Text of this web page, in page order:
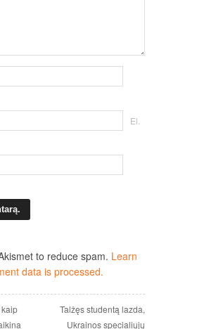
El.
to reduce spam. Learn
data is processed.
Talžęs studentą lazda,
Ukrainos specialiųjų